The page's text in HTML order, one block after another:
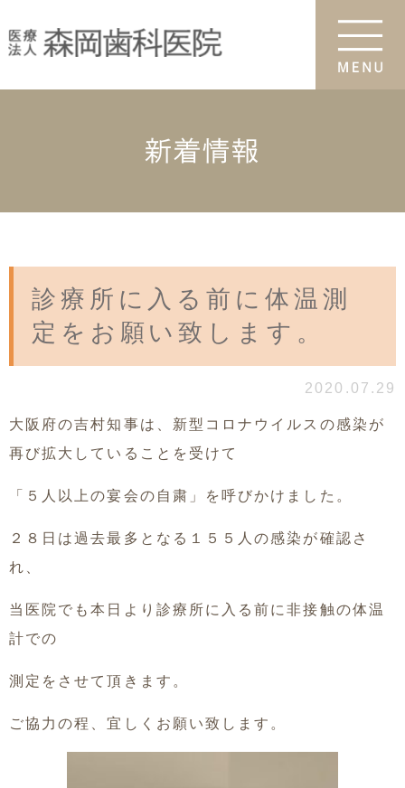
新着情報
診療所に入る前に体温測
定をお願い致します。
2020.07.29
大阪府の吉村知事は、新型コロナウイルスの感染が
再び拡大していることを受けて
「５人以上の宴会の自粛」を呼びかけました。
２８日は過去最多となる１５５人の感染が確認さ
れ、
当医院でも本日より診療所に入る前に非接触の体温
計での
測定をさせて頂きます。
ご協力の程、宜しくお願い致します。